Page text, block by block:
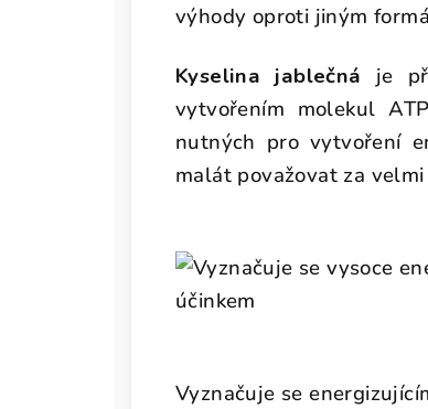
výhody oproti jiným
Kyselina jablečná je
vytvořením molekul
nutných pro vytvoření
malát považovat za
Vyznačuje se